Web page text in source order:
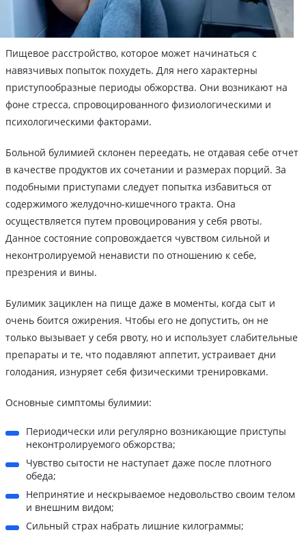
Пищевое расстройство, которое может начинаться с
навязчивых попыток похудеть. Для него характерны
приступообразные периоды обжорства. Они возникают на
фоне стресса, спровоцированного физиологическими и
психологическими факторами.
Больной булимией склонен переедать, не отдавая себе отчет
в качестве продуктов их сочетании и размерах порций. За
подобными приступами следует попытка избавиться от
содержимого желудочно-кишечного тракта. Она
осуществляется путем провоцирования у себя рвоты.
Данное состояние сопровождается чувством сильной и
неконтролируемой ненависти по отношению к себе,
презрения и вины.
Булимик зациклен на пище даже в моменты, когда сыт и
очень боится ожирения. Чтобы его не допустить, он не
только вызывает у себя рвоту, но и использует слабительные
препараты и те, что подавляют аппетит, устраивает дни
голодания, изнуряет себя физическими тренировками.
Основные симптомы булимии:
Периодически или регулярно возникающие приступы
неконтролируемого обжорства;
Чувство сытости не наступает даже после плотного
обеда;
Непринятие и нескрываемое недовольство своим телом
и внешним видом;
Сильный страх набрать лишние килограммы;